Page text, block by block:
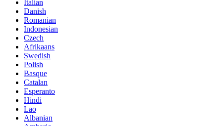
Italian
Danish
Romanian
Indonesian
Czech
Afrikaans
Swedish
Polish
Basque
Catalan
Esperanto
Hindi
Lao
Albanian